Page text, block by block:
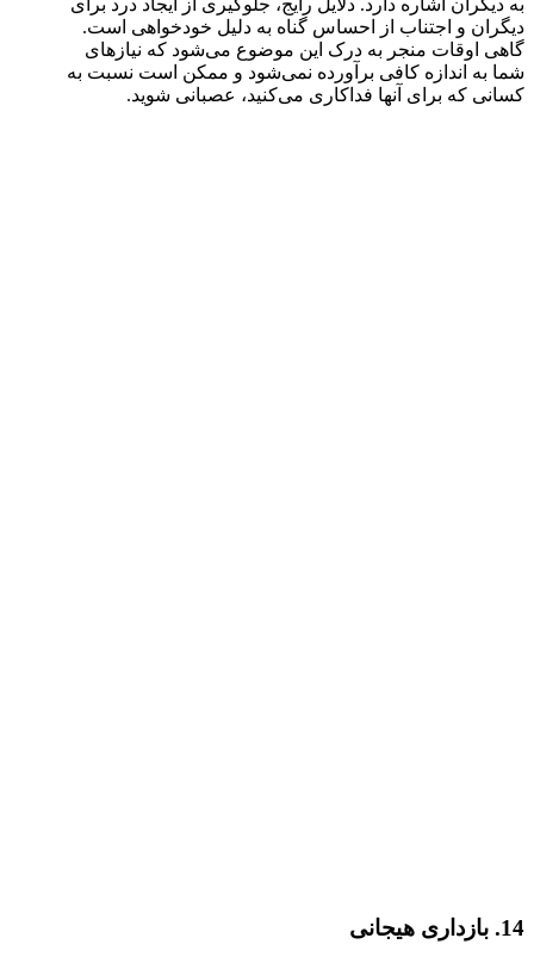
به دیگران اشاره دارد. دلایل رایج، جلوگیری از ایجاد درد برای
دیگران و اجتناب از احساس گناه به دلیل خودخواهی است.
گاهی اوقات منجر به درک این موضوع می‌شود که نیازهای
شما به اندازه کافی برآورده نمی‌شود و ممکن است نسبت به
کسانی که برای آنها فداکاری می‌کنید، عصبانی شوید.
14. بازداری هیجانی